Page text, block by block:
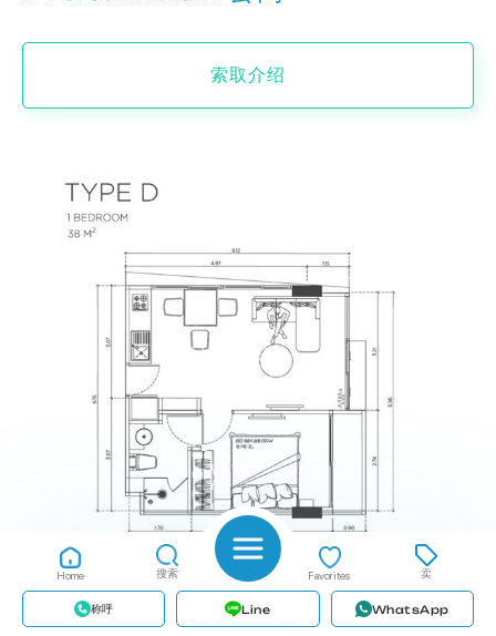
Home 搜索 Favorites 卖
称呼 Line WhatsApp
索取介绍
户型图 #7 Aurora
Pratumnak 公寓